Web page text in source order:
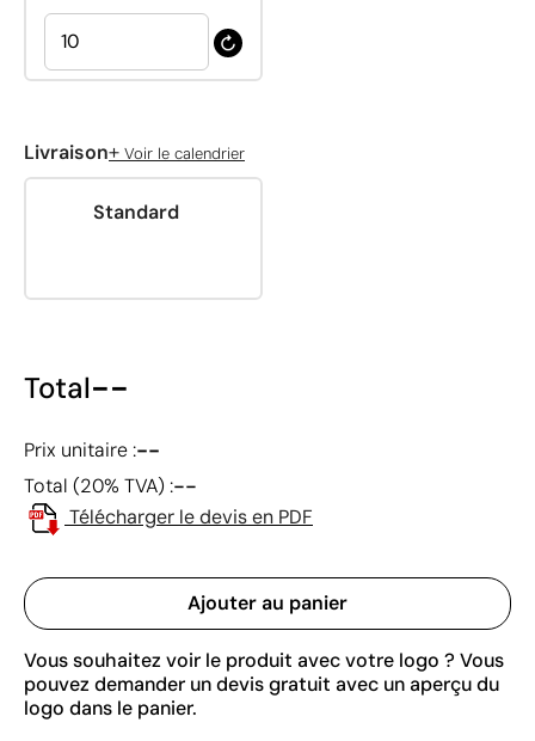
Livraison+ Voir le calendrier
Standard
Total--
Prix unitaire :--
Total (20% TVA) :--
Télécharger le devis en PDF
Ajouter au panier
Vous souhaitez voir le produit avec votre logo ? Vous
pouvez demander un devis gratuit avec un aperçu du
logo dans le panier.